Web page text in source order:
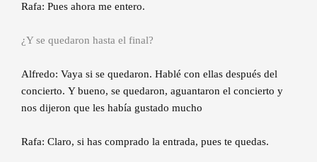
Rafa: Pues ahora me entero.
¿Y se quedaron hasta el final?
Alfredo: Vaya si se quedaron. Hablé con ellas después del
concierto. Y bueno, se quedaron, aguantaron el concierto y
nos dijeron que les había gustado mucho
Rafa: Claro, si has comprado la entrada, pues te quedas.